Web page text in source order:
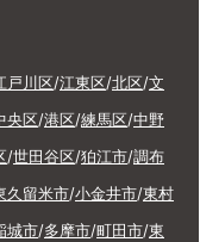
戸川区/江東区/北区/文
央区/港区/練馬区/中野
/世田谷区/狛江市/調布
久留米市/小金井市/東村
城市/多摩市/町田市/東